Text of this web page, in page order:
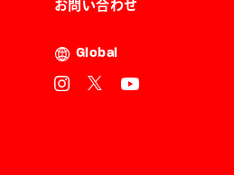
お問い合わせ
Global